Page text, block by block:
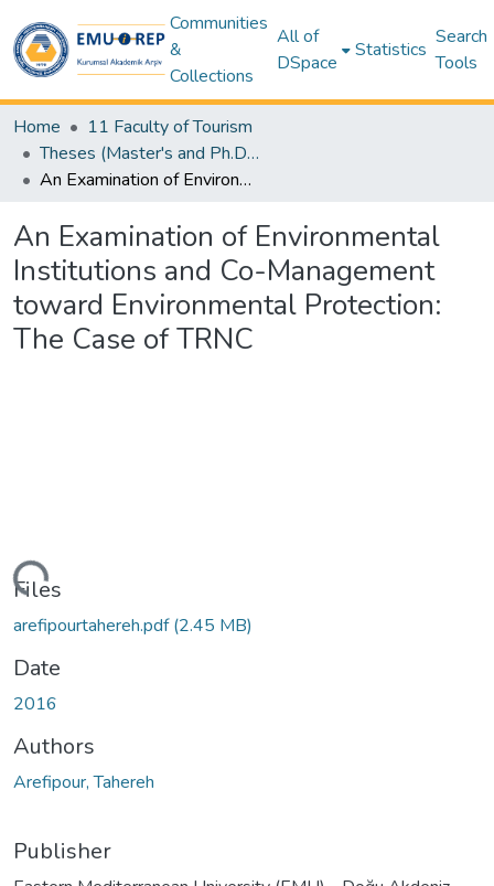
Communities
&
Collections
All of
DSpace
Statistics
Search
Tools
Home
11 Faculty of Tourism
Theses (Master's and Ph.D) - Tourism
An Examination of Environmental Institutions and Co-Management toward Environmental Protection: The Case of TRNC
An Examination of Environmental
Institutions and Co-Management
toward Environmental Protection:
The Case of TRNC
Files
arefipourtahereh.pdf(2.45 MB)
Date
2016
Authors
Arefipour, Tahereh
Publisher